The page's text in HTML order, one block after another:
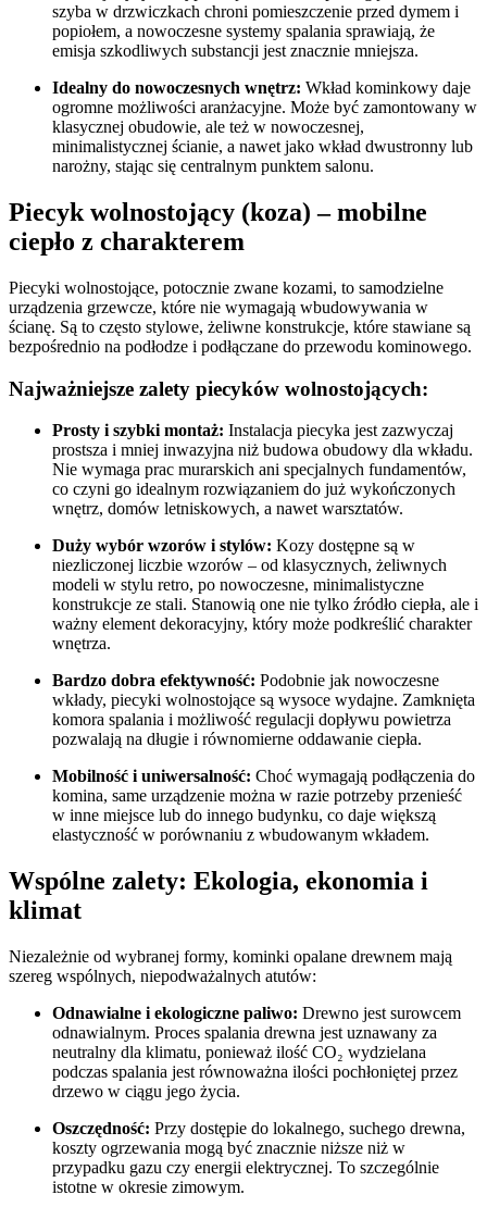
szyba w drzwiczkach chroni pomieszczenie przed dymem i
popiołem, a nowoczesne systemy spalania sprawiają, że
emisja szkodliwych substancji jest znacznie mniejsza.
Idealny do nowoczesnych wnętrz: Wkład kominkowy daje
ogromne możliwości aranżacyjne. Może być zamontowany w
klasycznej obudowie, ale też w nowoczesnej,
minimalistycznej ścianie, a nawet jako wkład dwustronny lub
narożny, stając się centralnym punktem salonu.
Piecyk wolnostojący (koza) – mobilne
ciepło z charakterem
Piecyki wolnostojące, potocznie zwane kozami, to samodzielne
urządzenia grzewcze, które nie wymagają wbudowywania w
ścianę. Są to często stylowe, żeliwne konstrukcje, które stawiane są
bezpośrednio na podłodze i podłączane do przewodu kominowego.
Najważniejsze zalety piecyków wolnostojących:
Prosty i szybki montaż: Instalacja piecyka jest zazwyczaj
prostsza i mniej inwazyjna niż budowa obudowy dla wkładu.
Nie wymaga prac murarskich ani specjalnych fundamentów,
co czyni go idealnym rozwiązaniem do już wykończonych
wnętrz, domów letniskowych, a nawet warsztatów.
Duży wybór wzorów i stylów: Kozy dostępne są w
niezliczonej liczbie wzorów – od klasycznych, żeliwnych
modeli w stylu retro, po nowoczesne, minimalistyczne
konstrukcje ze stali. Stanowią one nie tylko źródło ciepła, ale i
ważny element dekoracyjny, który może podkreślić charakter
wnętrza.
Bardzo dobra efektywność: Podobnie jak nowoczesne
wkłady, piecyki wolnostojące są wysoce wydajne. Zamknięta
komora spalania i możliwość regulacji dopływu powietrza
pozwalają na długie i równomierne oddawanie ciepła.
Mobilność i uniwersalność: Choć wymagają podłączenia do
komina, same urządzenie można w razie potrzeby przenieść
w inne miejsce lub do innego budynku, co daje większą
elastyczność w porównaniu z wbudowanym wkładem.
Wspólne zalety: Ekologia, ekonomia i
klimat
Niezależnie od wybranej formy, kominki opalane drewnem mają
szereg wspólnych, niepodważalnych atutów:
Odnawialne i ekologiczne paliwo: Drewno jest surowcem
odnawialnym. Proces spalania drewna jest uznawany za
neutralny dla klimatu, ponieważ ilość CO₂ wydzielana
podczas spalania jest równoważna ilości pochłoniętej przez
drzewo w ciągu jego życia.
Oszczędność: Przy dostępie do lokalnego, suchego drewna,
koszty ogrzewania mogą być znacznie niższe niż w
przypadku gazu czy energii elektrycznej. To szczególnie
istotne w okresie zimowym.